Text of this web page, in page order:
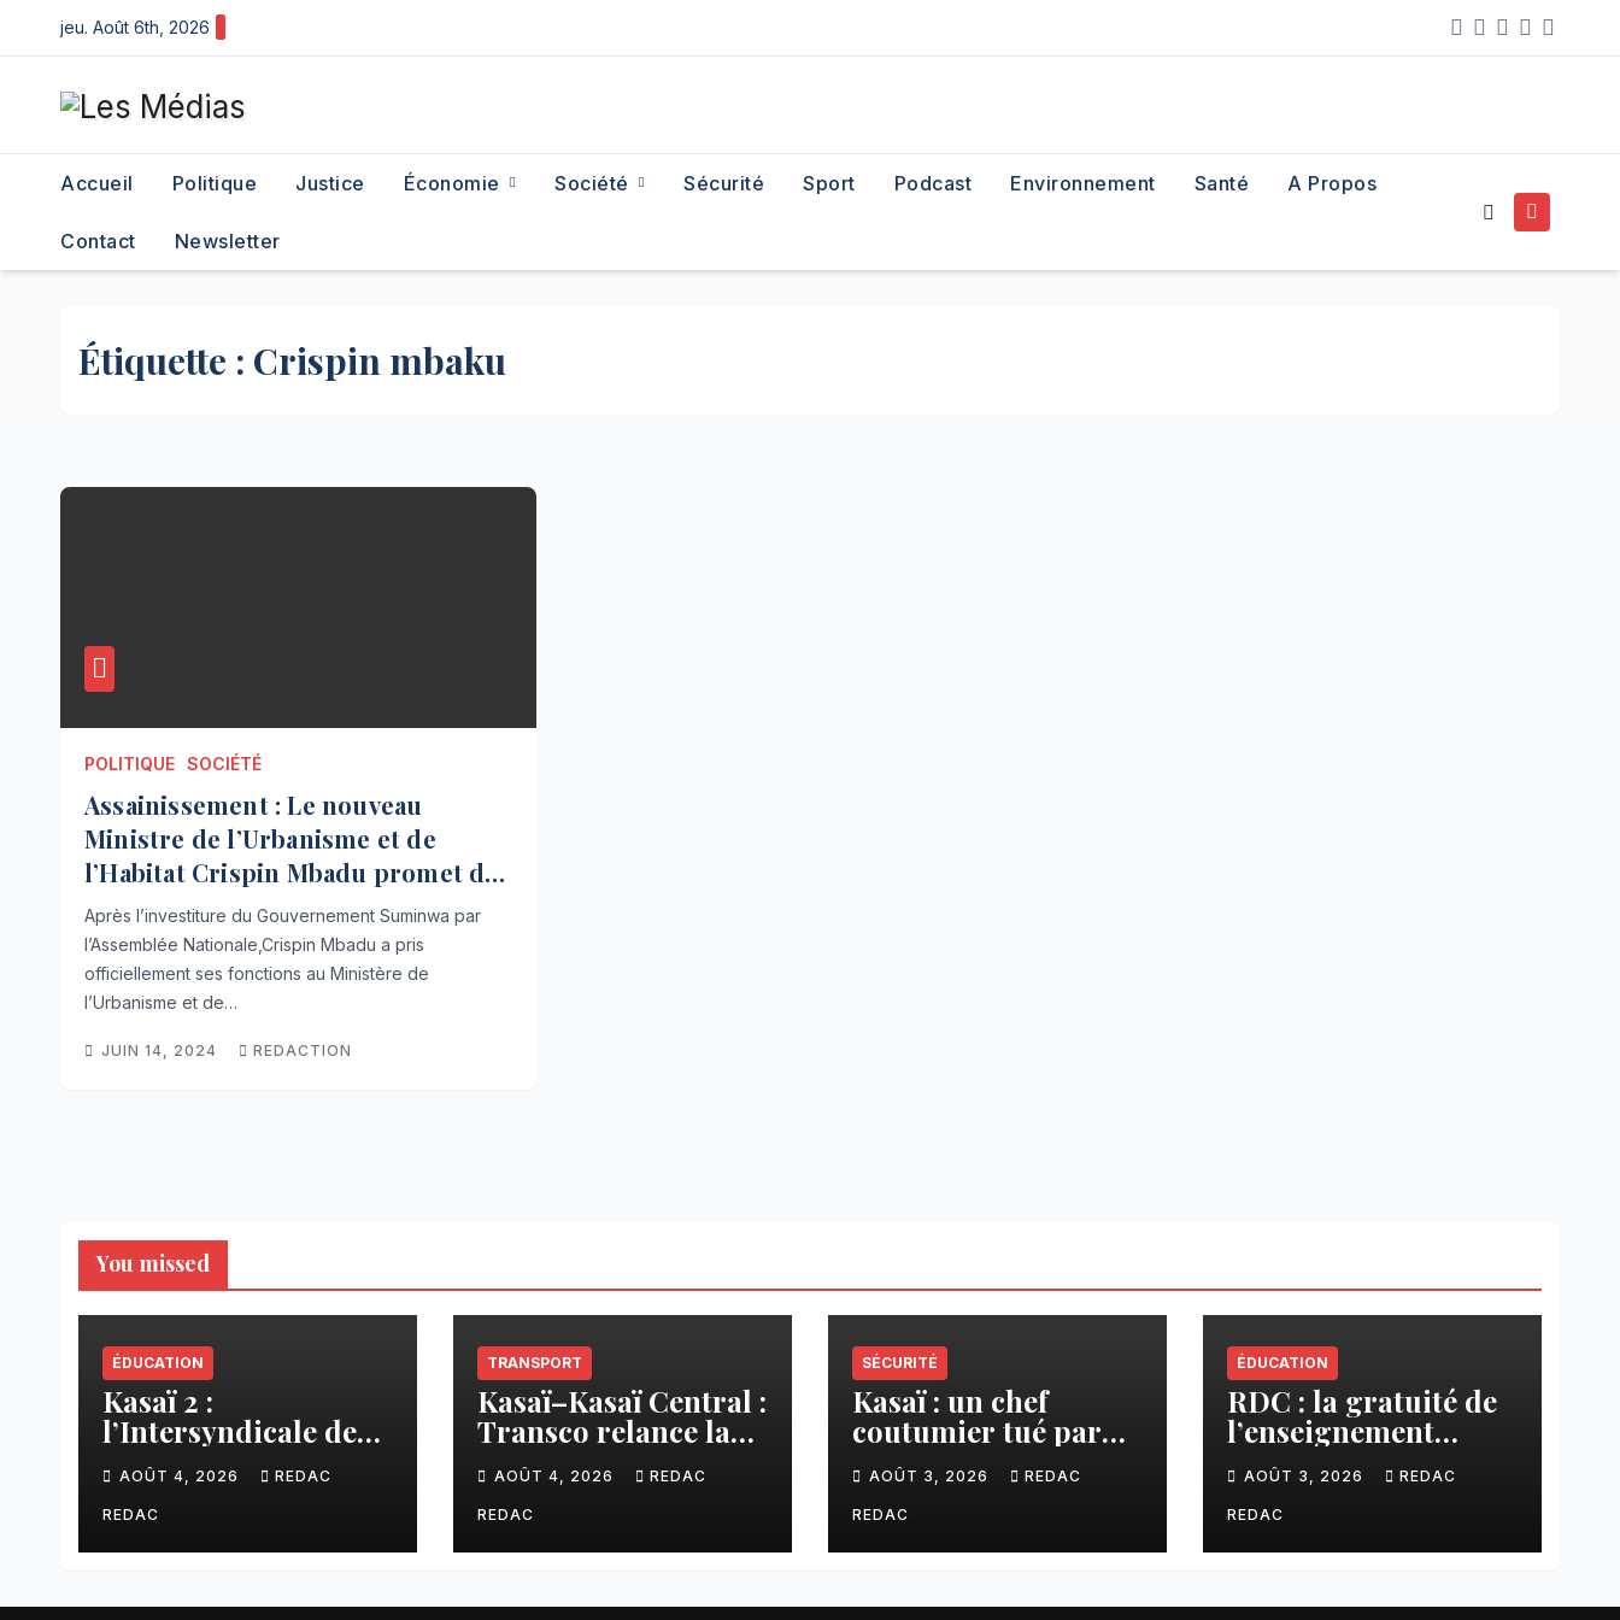
to
content
jeu. Août 6th, 2026
Accueil Politique Justice Économie Société Sécurité Sport Podcast Environnement Santé A Propos
Contact Newsletter
Étiquette : Crispin mbaku
POLITIQUE SOCIÉTÉ
Assainissement : Le nouveau
Ministre de l’Urbanisme et de
l’Habitat Crispin Mbadu promet de
remettre l’Etat dans ses droits
Après l’investiture du Gouvernement Suminwa par
l’Assemblée Nationale,Crispin Mbadu a pris
officiellement ses fonctions au Ministère de
l’Urbanisme et de…
JUIN 14, 2024 REDACTION
You missed
ÉDUCATION
Kasaï 2 :
l’Intersyndicale des
enseignants dénonce
une contribution
financière imposée
aux écoles de la
AOÛT 4, 2026 REDAC
REDAC
TRANSPORT
Kasaï–Kasaï Central :
Transco relance la
liaison Tshikapa–
Tshiamu pour
faciliter les échanges
AOÛT 4, 2026 REDAC
REDAC
SÉCURITÉ
Kasaï : un chef
coutumier tué par
balle par un policier
à Kamuesha, la
tension monte
AOÛT 3, 2026 REDAC
REDAC
ÉDUCATION
RDC : la gratuité de
l’enseignement
primaire, vision
phare du Président
Félix Tshisekedi
réaffirmée par une
Secrétaire général
AOÛT 3, 2026 REDAC
REDAC